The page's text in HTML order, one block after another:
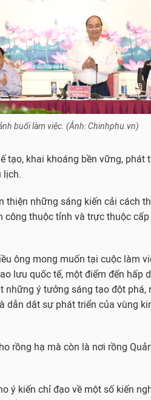
buổi làm việc. (Ảnh: Chinhphu.vn)
tạo, khai khoáng bền vững, phát
lịch.
thiện những sáng kiến cải cách
thuộc tỉnh và trực thuộc
ông mong muốn tại cuộc làm
lưu quốc tế, một điểm đến hấp
những ý tưởng sáng tạo đột phá,
dẫn dắt sự phát triển của vùng
rồng hạ mà còn là nơi rồng
ý kiến chỉ đạo về một số kiến